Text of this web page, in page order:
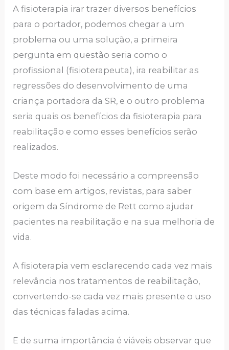
A fisioterapia irar trazer diversos benefícios
para o portador, podemos chegar a um
problema ou uma solução, a primeira
pergunta em questão seria como o
profissional (fisioterapeuta), ira reabilitar as
regressões do desenvolvimento de uma
criança portadora da SR, e o outro problema
seria quais os benefícios da fisioterapia para
reabilitação e como esses benefícios serão
realizados.
Deste modo foi necessário a compreensão
com base em artigos, revistas, para saber
origem da Síndrome de Rett como ajudar
pacientes na reabilitação e na sua melhoria de
vida.
A fisioterapia vem esclarecendo cada vez mais
relevância nos tratamentos de reabilitação,
convertendo-se cada vez mais presente o uso
das técnicas faladas acima.
E de suma importância é viáveis observar que